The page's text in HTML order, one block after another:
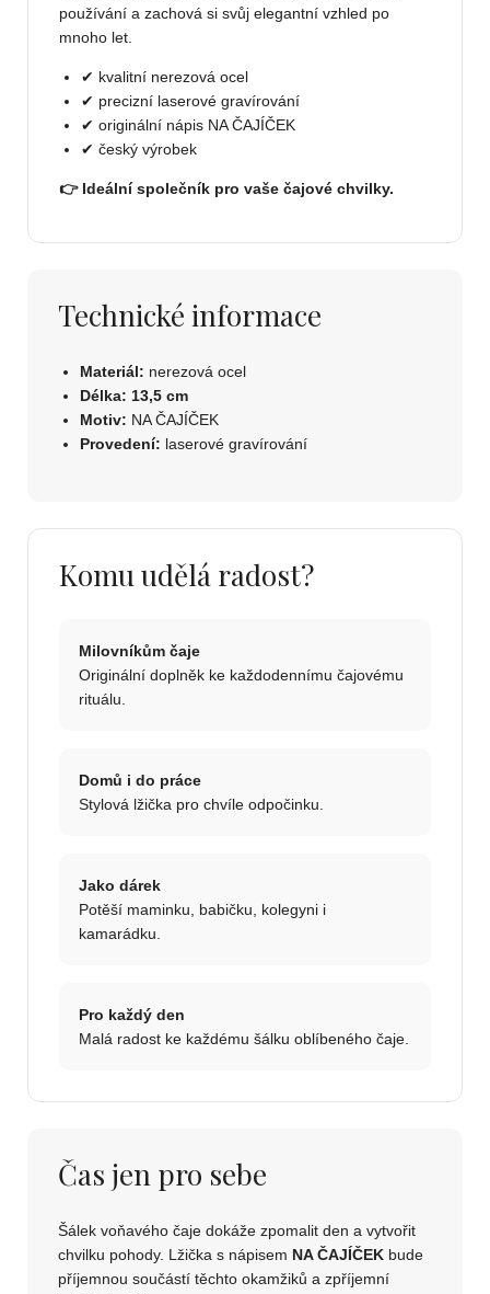
používání a zachová si svůj elegantní vzhled po
mnoho let.
✔ kvalitní nerezová ocel
✔ precizní laserové gravírování
✔ originální nápis NA ČAJÍČEK
✔ český výrobek
👉 Ideální společník pro vaše čajové chvilky.
Technické informace
Materiál: nerezová ocel
Délka: 13,5 cm
Motiv: NA ČAJÍČEK
Provedení: laserové gravírování
Komu udělá radost?
Milovníkům čaje
Originální doplněk ke každodennímu čajovému
rituálu.
Domů i do práce
Stylová lžička pro chvíle odpočinku.
Jako dárek
Potěší maminku, babičku, kolegyni i
kamarádku.
Pro každý den
Malá radost ke každému šálku oblíbeného čaje.
Čas jen pro sebe
Šálek voňavého čaje dokáže zpomalit den a vytvořit
chvilku pohody. Lžička s nápisem NA ČAJÍČEK bude
příjemnou součástí těchto okamžiků a zpříjemní